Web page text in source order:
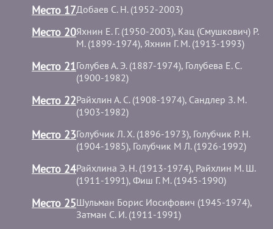
Место 17Добаев С. Н. (1952-2003)
Место 20Яхнин Е. Г. (1950-2003), Кац (Смушкович) Р.
М. (1899-1974), Яхнин Г. М. (1913-1993)
Место 21Голубев А. Э. (1887-1974), Голубева Е. С.
(1900-1982)
Место 22Райхлин А. С. (1908-1974), Сандлер З. М.
(1903-1982)
Место 23Голубчик Л. Х. (1896-1973), Голубчик Р. Н.
(1904-1985), Голубчик М Л. (1926-1992)
Место 24Райхлина Э. Н. (1913-1974), Райхлин М. Ш.
(1911-1991), Фиш Г. М. (1945-1990)
Место 25Шульман Борис Иосифович (1945-1974),
Затман С. И. (1911-1991)